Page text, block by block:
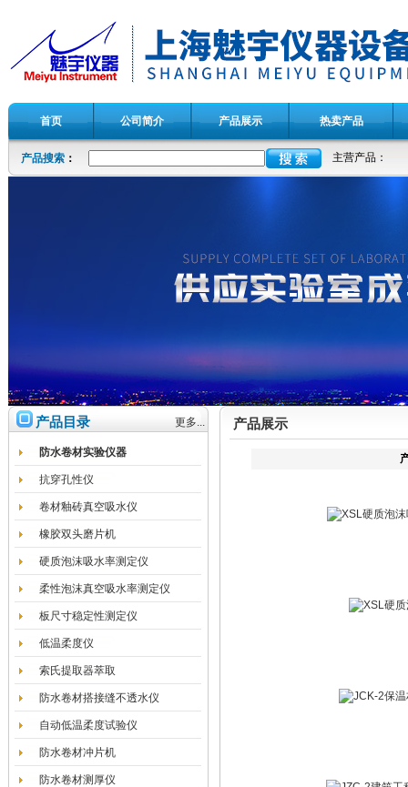
首页 公司简介 产品展示 热卖产品
产品搜索 ： 主营产品：
产品目录 更多...
防水卷材实验仪器
抗穿孔性仪
卷材釉砖真空吸水仪
橡胶双头磨片机
硬质泡沫吸水率测定仪
柔性泡沫真空吸水率测定仪
板尺寸稳定性测定仪
低温柔度仪
索氏提取器萃取
防水卷材搭接缝不透水仪
自动低温柔度试验仪
防水卷材冲片机
防水卷材测厚仪
产品展示